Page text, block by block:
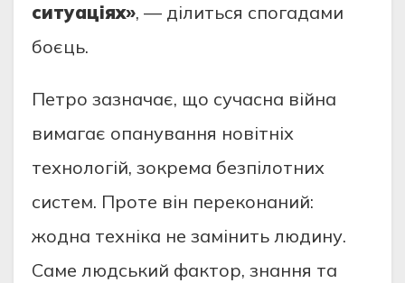
ситуаціях», — ділиться спогадами
боєць.
Петро зазначає, що сучасна війна
вимагає опанування новітніх
технологій, зокрема безпілотних
систем. Проте він переконаний:
жодна техніка не замінить людину.
Саме людський фактор, знання та